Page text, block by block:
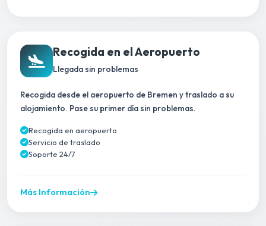
Recogida en el Aeropuerto
Llegada sin problemas
Recogida desde el aeropuerto de Bremen y traslado a su
alojamiento. Pase su primer día sin problemas.
Recogida en aeropuerto
Servicio de traslado
Soporte 24/7
Más Información